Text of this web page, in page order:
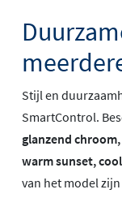
Stijl en
SmartControl.
glanzend
warm sunset,
van het model